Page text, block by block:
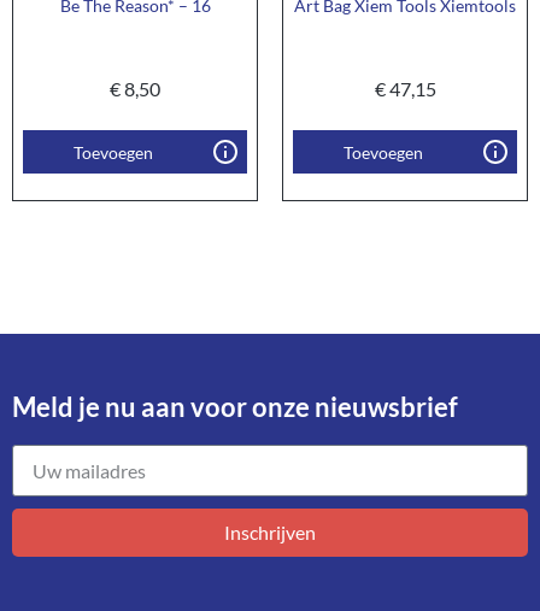
Be The Reason* – 16
€8,50
Toevoegen
Art Bag Xiem Tools Xiemtools
€47,15
Toevoegen
Meld je nu aan voor onze nieuwsbrief​
Inschrijven